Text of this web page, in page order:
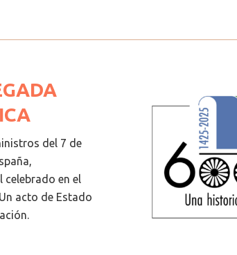
del 7 de
celebrado en el
acto de Estado